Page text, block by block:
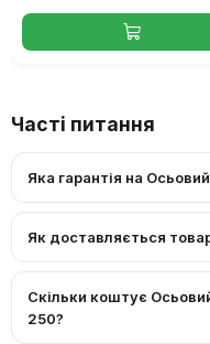
Часті питання
Яка гарантія на
Як доставляється
Скільки коштує
250?